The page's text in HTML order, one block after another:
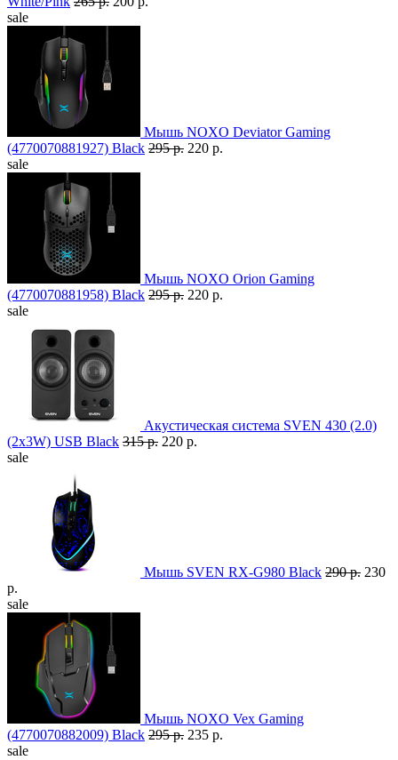
sale
Мышь NOXO Deviator Gaming
(4770070881927) Black 295 р. 220 р.
sale
Мышь NOXO Orion Gaming
(4770070881958) Black 295 р. 220 р.
sale
Акустическая система SVEN 430 (2.0)
(2x3W) USB Black 315 р. 220 р.
sale
Мышь SVEN RX-G980 Black 290 р. 230
р.
sale
Мышь NOXO Vex Gaming
(4770070882009) Black 295 р. 235 р.
sale